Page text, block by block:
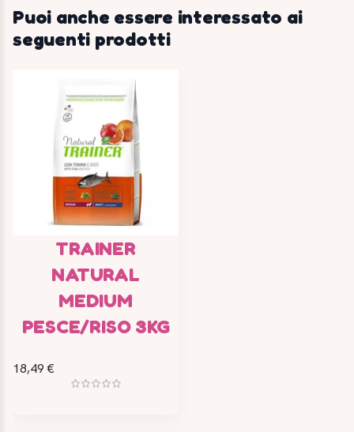
Puoi anche essere interessato ai
seguenti prodotti
TRAINER
NATURAL
MEDIUM
PESCE/RISO 3KG
18,49 €